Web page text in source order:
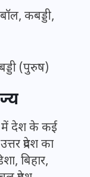
कबड्डी,
(पुरुष)
में देश के कई
प्रदेश का
बिहार,